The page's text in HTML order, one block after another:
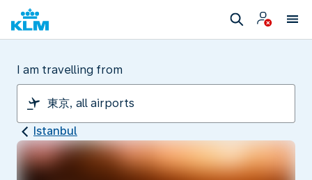
I am travelling from
Istanbul